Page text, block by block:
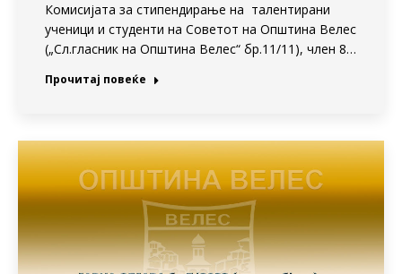
Комисијата за стипендирање на талентирани
ученици и студенти на Советот на Општина Велес
(„Сл.гласник на Општина Велес“ бр.11/11), член 8…
Прочитај повеќе